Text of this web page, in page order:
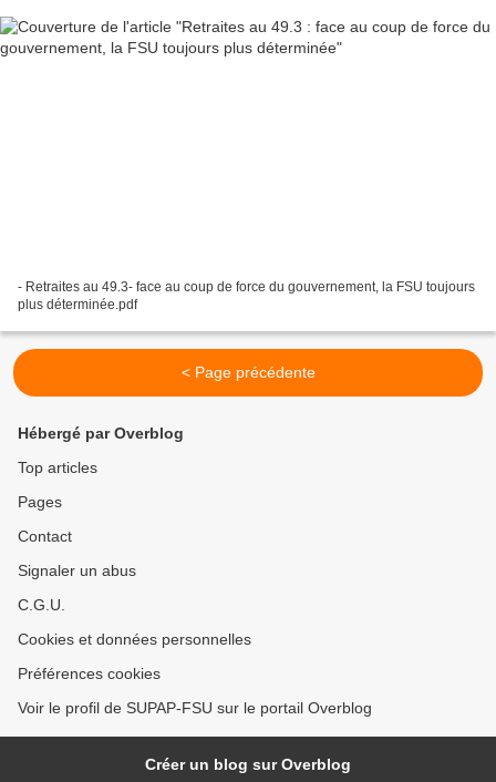
- Retraites au 49.3- face au coup de force du gouvernement, la FSU toujours
plus déterminée.pdf
< Page précédente
Hébergé par Overblog
Top articles
Pages
Contact
Signaler un abus
C.G.U.
Cookies et données personnelles
Préférences cookies
Voir le profil de SUPAP-FSU sur le portail Overblog
Créer un blog sur Overblog